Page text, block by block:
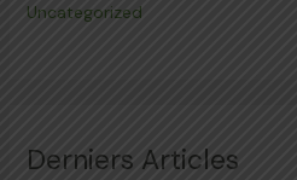
Uncategorized
Derniers Articles